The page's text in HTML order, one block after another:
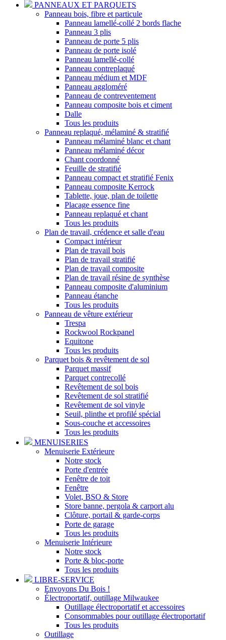
PANNEAUX ET PARQUETS
Panneau bois, fibre et particule
Panneau lamellé-collé 2 bords flache
Panneau 3 plis
Panneau de porte 5 plis
Panneau de porte isolé
Panneau lamellé-collé
Panneau contreplaqué
Panneau médium et MDF
Panneau aggloméré
Panneau de contreventement
Panneau composite bois et ciment
Dalle
Tous les produits
Panneau replaqué, mélaminé & stratifié
Panneau mélaminé blanc et chant
Panneau mélaminé décor
Chant coordonné
Feuille de stratifié
Panneau compact et stratifié Fenix
Panneau composite Kerrock
Tablette, joue, plan de toilette
Placage essence fine
Panneau replaqué et chant
Tous les produits
Plan de travail, crédence et salle d'eau
Compact intérieur
Plan de travail bois
Plan de travail stratifié
Plan de travail composite
Plan de travail résine de synthèse
Panneau composite d'aluminium
Panneau étanche
Tous les produits
Panneau de vêture extérieur
Trespa
Rockwool Rockpanel
Equitone
Tous les produits
Parquet bois & revêtement de sol
Parquet massif
Parquet contrecollé
Revêtement de sol bois
Revêtement de sol stratifié
Revêtement de sol vinyle
Seuil, plinthe et profilé spécial
Sous-couche et accessoires
Tous les produits
MENUISERIES
Menuiserie Extérieure
Notre stock
Porte d'entrée
Fenêtre de toit
Fenêtre
Volet, BSO & Store
Store banne, pergola & carport alu
Clôture, portail & garde-corps
Porte de garage
Tous les produits
Menuiserie Intérieure
Notre stock
Porte & bloc-porte
Tous les produits
LIBRE-SERVICE
Envoyons Du Bois !
Électroportatif, outillage Milwaukee
Outillage électroportatif et accessoires
Consommables pour outillage électroportatif
Tous les produits
Outillage